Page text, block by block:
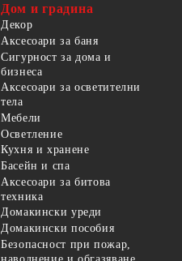
Дом и градина
Декор
Аксесоари за баня
Сигурност за дома и
бизнеса
Аксесоари за осветителни
тела
Мебели
Осветление
Кухня и хранене
Басейн и спа
Аксесоари за битова
техника
Домакински уреди
Домакински пособия
Безопасност при пожар,